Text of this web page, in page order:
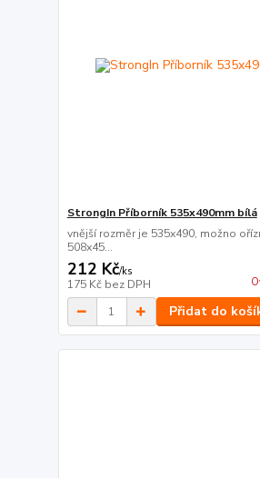
StrongIn Příborník 535x490mm bílá
vnější rozměr je 535x490, možno
508x45...
212 Kč/ks
175 Kč bez DPH
Přidat do